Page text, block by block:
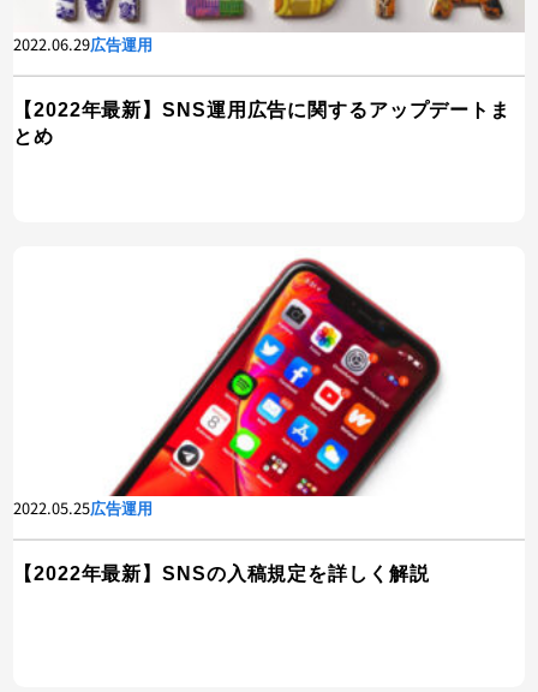
2022.06.29広告運用
【2022年最新】SNS運用広告に関するアップデートま
とめ
2022.05.25広告運用
【2022年最新】SNSの入稿規定を詳しく解説